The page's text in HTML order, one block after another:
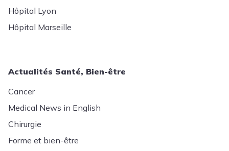
Hôpital Lyon
Hôpital Marseille
Actualités Santé, Bien-être
Cancer
Medical News in English
Chirurgie
Forme et bien-être